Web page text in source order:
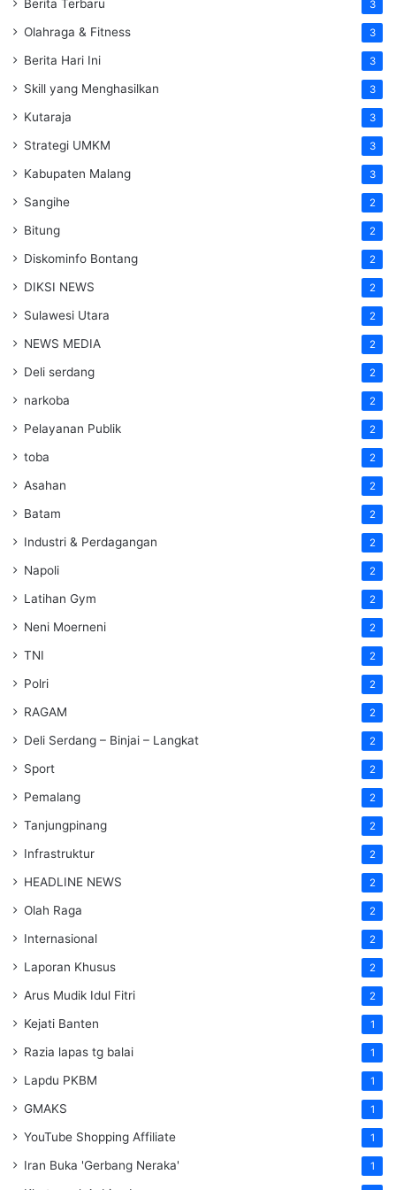
Berita Terbaru 3
Olahraga & Fitness 3
Berita Hari Ini 3
Skill yang Menghasilkan 3
Kutaraja 3
Strategi UMKM 3
Kabupaten Malang 3
Sangihe 2
Bitung 2
Diskominfo Bontang 2
DIKSI NEWS 2
Sulawesi Utara 2
NEWS MEDIA 2
Deli serdang 2
narkoba 2
Pelayanan Publik 2
toba 2
Asahan 2
Batam 2
Industri & Perdagangan 2
Napoli 2
Latihan Gym 2
Neni Moerneni 2
TNI 2
Polri 2
RAGAM 2
Deli Serdang – Binjai – Langkat 2
Sport 2
Pemalang 2
Tanjungpinang 2
Infrastruktur 2
HEADLINE NEWS 2
Olah Raga 2
Internasional 2
Laporan Khusus 2
Arus Mudik Idul Fitri 2
Kejati Banten 1
Razia lapas tg balai 1
Lapdu PKBM 1
GMAKS 1
YouTube Shopping Affiliate 1
Iran Buka 'Gerbang Neraka' 1